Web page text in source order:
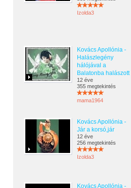
Izolda3
Kovács Apollónia -
Halászlegény
hálójával a
Balatonba halászott
12 éve
355 megtekintés
mama1964
Kovács Apollónia -
Jár a korsó,jár
12 éve
256 megtekintés
Izolda3
Kovács Apollónia -